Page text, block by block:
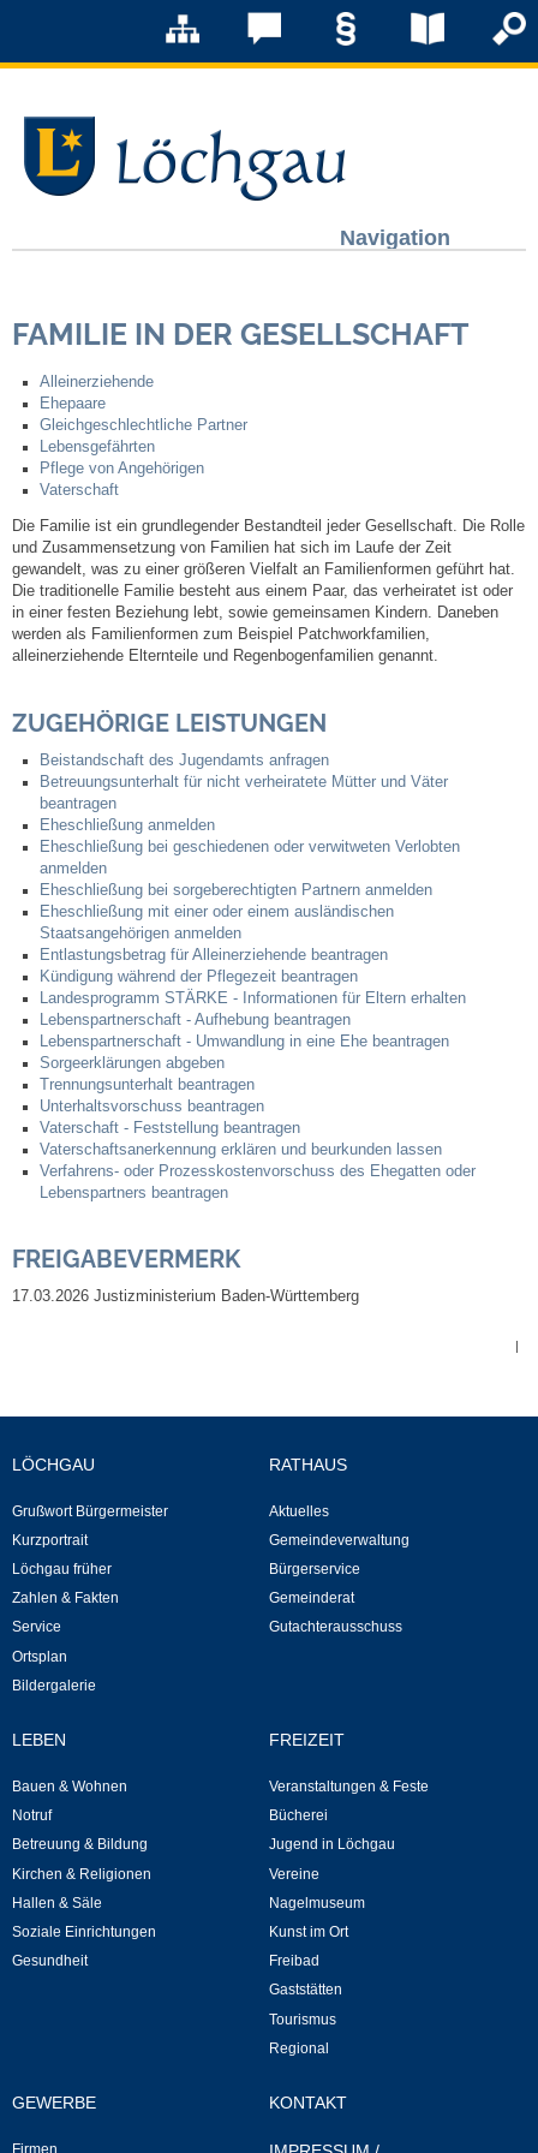
Navigation
Grußwort Bürgermeister
Kurzportrait
Löchgau früher
Zahlen & Fakten
Steuern
Gebühren und Beiträge
Ortsrecht
Haushalt 2026
Trinkwasser - Härtebereich
Redaktionsstatut für das Amtsblatt
Service
Notdienste
Fahrplanauskünfte
Abfall-Infos
Ortsplan
Bildergalerie
Gemeindeverwaltung
Mitarbeiter
Stellenangebote
Ortsrecht
Bürgerservice
Gemeinderat
Gutachterausschuss
FAMILIE IN DER GESELLSCHAFT
Alleinerziehende
Ehepaare
Gleichgeschlechtliche Partner
Lebensgefährten
Pflege von Angehörigen
Vaterschaft
Die Familie ist ein grundlegender Bestandteil jeder Gesellschaft. Die Rolle
und Zusammensetzung von Familien hat sich im Laufe der Zeit
gewandelt, was zu einer größeren Vielfalt an Familienformen geführt hat.
Die traditionelle Familie besteht aus einem Paar, das verheiratet ist oder
in einer festen Beziehung lebt, sowie gemeinsamen Kindern. Daneben
werden als Familienformen zum Beispiel Patchworkfamilien,
alleinerziehende Elternteile und Regenbogenfamilien genannt.
ZUGEHÖRIGE LEISTUNGEN
Beistandschaft des Jugendamts anfragen
Betreuungsunterhalt für nicht verheiratete Mütter und Väter
beantragen
Eheschließung anmelden
Eheschließung bei geschiedenen oder verwitweten Verlobten
anmelden
Eheschließung bei sorgeberechtigten Partnern anmelden
Eheschließung mit einer oder einem ausländischen
Staatsangehörigen anmelden
Entlastungsbetrag für Alleinerziehende beantragen
Kündigung während der Pflegezeit beantragen
Landesprogramm STÄRKE - Informationen für Eltern erhalten
Lebenspartnerschaft - Aufhebung beantragen
Lebenspartnerschaft - Umwandlung in eine Ehe beantragen
Sorgeerklärungen abgeben
Trennungsunterhalt beantragen
Unterhaltsvorschuss beantragen
Vaterschaft - Feststellung beantragen
Vaterschaftsanerkennung erklären und beurkunden lassen
Verfahrens- oder Prozesskostenvorschuss des Ehegatten oder
Lebenspartners beantragen
FREIGABEVERMERK
17.03.2026 Justizministerium Baden-Württemberg
|
LÖCHGAU
Grußwort Bürgermeister
Kurzportrait
Löchgau früher
Zahlen & Fakten
Service
Ortsplan
Bildergalerie
RATHAUS
Aktuelles
Gemeindeverwaltung
Bürgerservice
Gemeinderat
Gutachterausschuss
LEBEN
Bauen & Wohnen
Notruf
Betreuung & Bildung
Kirchen & Religionen
Hallen & Säle
Soziale Einrichtungen
Gesundheit
FREIZEIT
Veranstaltungen & Feste
Bücherei
Jugend in Löchgau
Vereine
Nagelmuseum
Kunst im Ort
Freibad
Gaststätten
Tourismus
Regional
GEWERBE
Firmen
KONTAKT